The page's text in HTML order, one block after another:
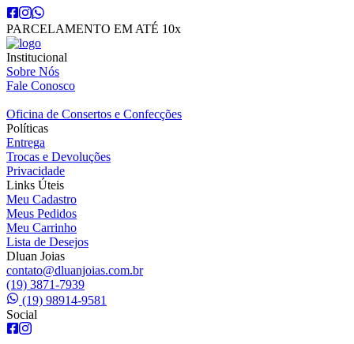
PARCELAMENTO EM ATÉ 10x
Institucional
Sobre Nós
Fale Conosco
Oficina de Consertos e Confecções
Políticas
Entrega
Trocas e Devoluções
Privacidade
Links Úteis
Meu Cadastro
Meus Pedidos
Meu Carrinho
Lista de Desejos
Dluan Joias
contato@dluanjoias.com.br
(19) 3871-7939
(19) 98914-9581
Social